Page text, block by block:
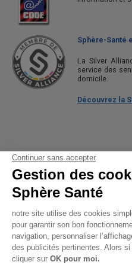
Sphère-Santé
La Silver
service des
domicile.
Découvrez la
01 61 30 15
(prix d’un appel local)
CONTACTEZ-
SPHÈRE-